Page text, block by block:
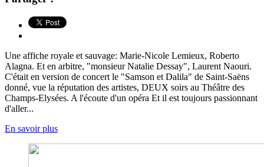
Une affiche royale et sauvage: Marie-Nicole Lemieux, Roberto
Alagna. Et en arbitre, "monsieur Natalie Dessay", Laurent Naouri.
C'était en version de concert le "Samson et Dalila" de Saint-Saëns
donné, vue la réputation des artistes, DEUX soirs au Théâtre des
Champs-Elysées. A l'écoute d'un opéra Et il est toujours passionnant
d'aller...
En savoir plus